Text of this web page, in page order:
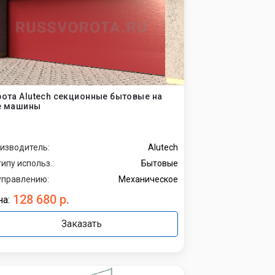
Alutech секционные бытовые на
машины
Alutech
использ.:
Бытовые
Механическое
128 680 р.
Заказать